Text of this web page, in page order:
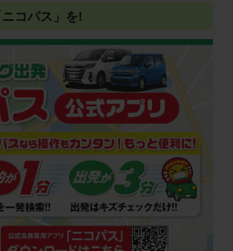
コパス」を!